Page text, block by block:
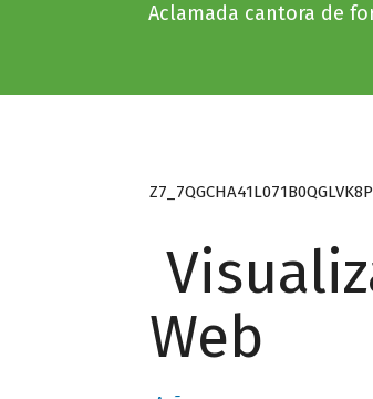
Aclamada cantora de
Web